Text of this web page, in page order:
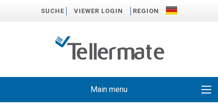
SUCHE VIEWER LOGIN REGION
Main menu